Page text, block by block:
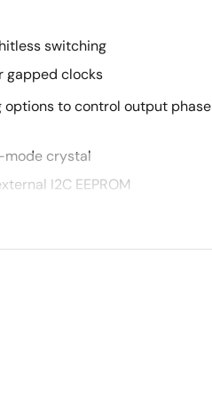
switching
gapped clocks
options to control output phase
mode crystal
I2C EEPROM